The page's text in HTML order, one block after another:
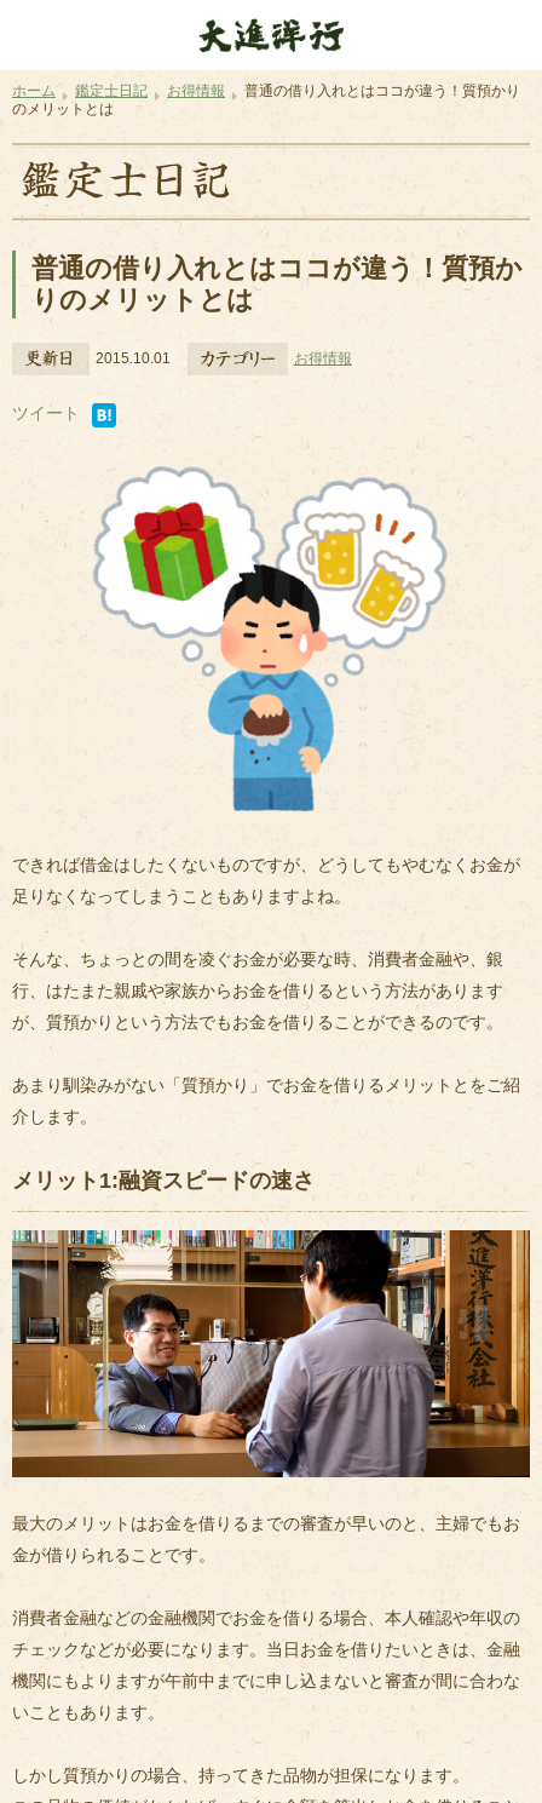
ホーム 鑑定士日記 お得情報
普通の借り入れとはココが違う！質預かり
のメリットとは
普通の借り入れとはココが違う！質預か
りのメリットとは
2015.10.01 お得情報
ツイート
できれば借金はしたくないものですが、どうしてもやむなくお金が
足りなくなってしまうこともありますよね。
そんな、ちょっとの間を凌ぐお金が必要な時、消費者金融や、銀
行、はたまた親戚や家族からお金を借りるという方法があります
が、質預かりという方法でもお金を借りることができるのです。
あまり馴染みがない「質預かり」でお金を借りるメリットとをご紹
介します。
メリット1:融資スピードの速さ
最大のメリットはお金を借りるまでの審査が早いのと、主婦でもお
金が借りられることです。
消費者金融などの金融機関でお金を借りる場合、本人確認や年収の
チェックなどが必要になります。当日お金を借りたいときは、金融
機関にもよりますが午前中までに申し込まないと審査が間に合わな
いこともあります。
しかし質預かりの場合、持ってきた品物が担保になります。